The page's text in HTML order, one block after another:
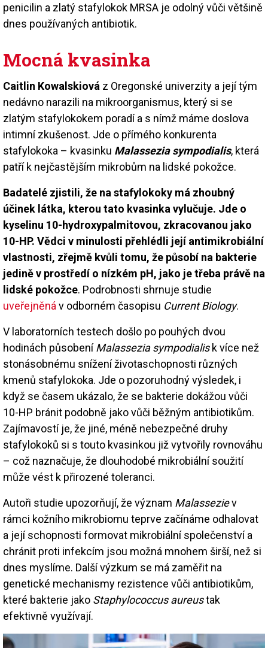
penicilin a zlatý stafylokok MRSA je odolný vůči většině
dnes používaných antibiotik.
Mocná kvasinka
Caitlin Kowalskiová z Oregonské univerzity a její tým
nedávno narazili na mikroorganismus, který si se
zlatým stafylokokem poradí a s nímž máme doslova
intimní zkušenost. Jde o přímého konkurenta
stafylokoka – kvasinku Malassezia sympodialis, která
patří k nejčastějším mikrobům na lidské pokožce.
Badatelé zjistili, že na stafylokoky má zhoubný
účinek látka, kterou tato kvasinka vylučuje. Jde o
kyselinu 10-hydroxypalmitovou, zkracovanou jako
10-HP. Vědci v minulosti přehlédli její antimikrobiální
vlastnosti, zřejmě kvůli tomu, že působí na bakterie
jedině v prostředí o nízkém pH, jako je třeba právě na
lidské pokožce. Podrobnosti shrnuje studie
uveřejněná v odborném časopisu Current Biology.
V laboratorních testech došlo po pouhých dvou
hodinách působeníMalassezia sympodialisk více než
stonásobnému snížení životaschopnosti různých
kmenů stafylokoka. Jde o pozoruhodný výsledek, i
když se časem ukázalo, že se bakterie dokážou vůči
10-HP bránit podobně jako vůči běžným antibiotikům.
Zajímavostí je, že jiné, méně nebezpečné druhy
stafylokoků si s touto kvasinkou již vytvořily rovnováhu
– což naznačuje, že dlouhodobé mikrobiální soužití
může vést k přirozené toleranci.
Autoři studie upozorňují, že význam Malasseziev
rámci kožního mikrobiomu teprve začínáme odhalovat
a její schopnosti formovat mikrobiální společenství a
chránit proti infekcím jsou možná mnohem širší, než si
dnes myslíme. Další výzkum se má zaměřit na
genetické mechanismy rezistence vůči antibiotikům,
které bakterie jako Staphylococcus aureustak
efektivně využívají.
Image